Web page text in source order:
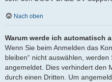
Nach oben
Warum werde ich automatisch
Wenn Sie beim Anmelden das
bleiben“ nicht auswählen,
angemeldet. Dies verhindert den
durch einen Dritten. Um